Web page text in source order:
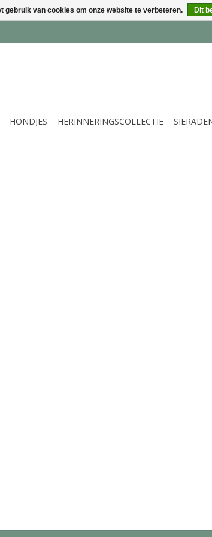
HONDJES HERINNERINGSCOLLECTIE
gebruik van cookies om onze website te verbeteren. Dit